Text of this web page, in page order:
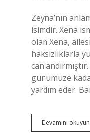
Zeyna’nın
isimdir. Xena
olan Xena,
haksızlıklarla
günümüze
yardım eder.
Devamını okuyun